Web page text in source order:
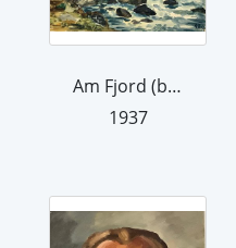
Am Fjord (beim Swartinengletscher)
1937